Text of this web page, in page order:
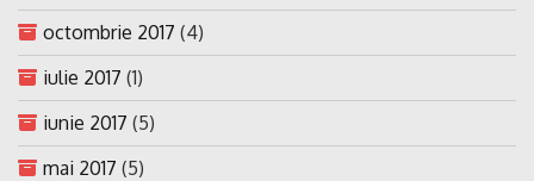
octombrie 2017 (4)
iulie 2017 (1)
iunie 2017 (5)
mai 2017 (5)